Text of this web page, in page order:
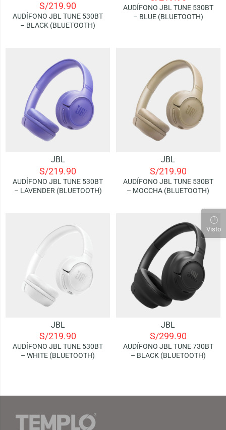
S/219.90
AUDÍFONO JBL TUNE 530BT
– BLACK (BLUETOOTH)
AUDÍFONO JBL TUNE 530BT
– BLUE (BLUETOOTH)
JBL
S/219.90
AUDÍFONO JBL TUNE 530BT
– LAVENDER (BLUETOOTH)
JBL
S/219.90
AUDÍFONO JBL TUNE 530BT
– MOCCHA (BLUETOOTH)
JBL
S/219.90
AUDÍFONO JBL TUNE 530BT
– WHITE (BLUETOOTH)
JBL
S/299.90
AUDÍFONO JBL TUNE 730BT
– BLACK (BLUETOOTH)
Visto